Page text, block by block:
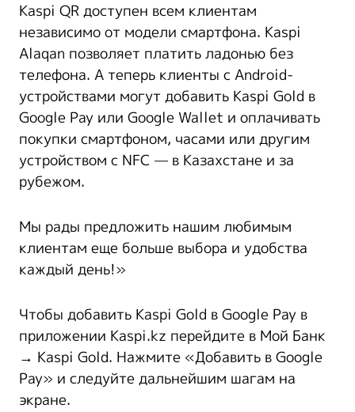
Kaspi QR доступен всем клиентам
независимо от модели смартфона. Kaspi
Alaqan позволяет платить ладонью без
телефона. А теперь клиенты с Android-
устройствами могут добавить Kaspi Gold в
Google Pay или Google Wallet и оплачивать
покупки смартфоном, часами или другим
устройством с NFC — в Казахстане и за
рубежом.
Мы рады предложить нашим любимым
клиентам еще больше выбора и удобства
каждый день!»
Чтобы добавить Kaspi Gold в Google Pay в
приложении Kaspi.kz перейдите в Мой Банк
→ Kaspi Gold. Нажмите «Добавить в Google
Pay» и следуйте дальнейшим шагам на
экране.